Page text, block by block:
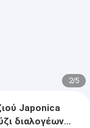
2/5
Japonica
διαλογέων